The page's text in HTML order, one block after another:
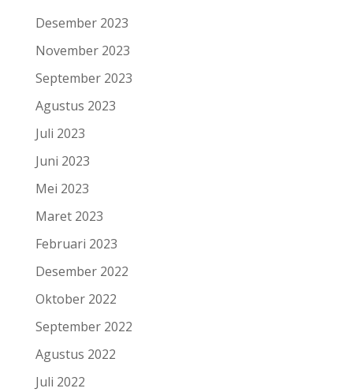
Desember 2023
November 2023
September 2023
Agustus 2023
Juli 2023
Juni 2023
Mei 2023
Maret 2023
Februari 2023
Desember 2022
Oktober 2022
September 2022
Agustus 2022
Juli 2022